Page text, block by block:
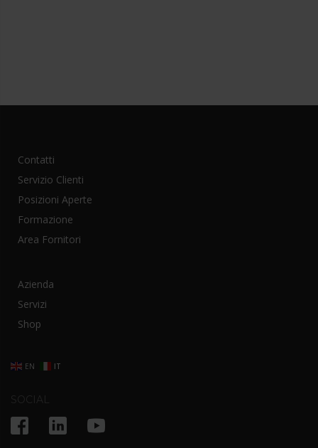
Contatti
Servizio Clienti
Posizioni Aperte
Formazione
Area Fornitori
Azienda
Servizi
Shop
EN IT
SOCIAL